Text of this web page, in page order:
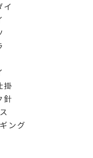
イ
掛
針
ング